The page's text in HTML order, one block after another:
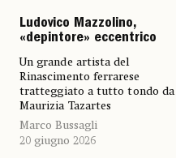
Ludovico Mazzolino,
«depintore» eccentrico
Un grande artista del
Rinascimento ferrarese
tratteggiato a tutto tondo da
Maurizia Tazartes
Marco Bussagli
20 giugno 2026